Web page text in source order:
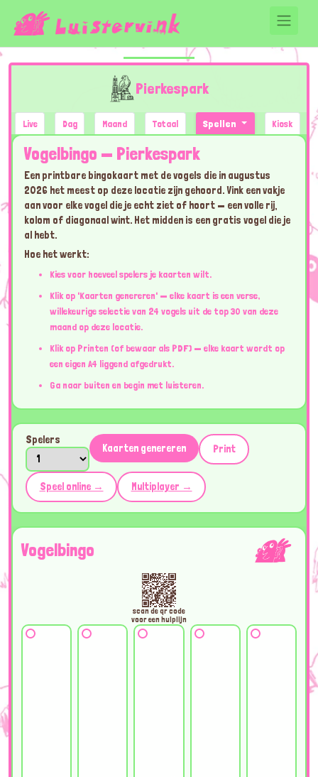
Pierkespark
Live Dag Maand Totaal Spellen Kiosk
Vogelbingo — Pierkespark
Een printbare bingokaart met de vogels die in augustus
2026 het meest op deze locatie zijn gehoord. Vink een vakje
aan voor elke vogel die je echt ziet of hoort — een volle rij,
kolom of diagonaal wint. Het midden is een gratis vogel die je
al hebt.
Hoe het werkt:
Kies voor hoeveel spelers je kaarten wilt.
Klik op 'Kaarten genereren' — elke kaart is een verse,
willekeurige selectie van 24 vogels uit de top 30 van deze
maand op deze locatie.
Klik op Printen (of bewaar als PDF) — elke kaart wordt op
een eigen A4 liggend afgedrukt.
Ga naar buiten en begin met luisteren.
Spelers
Kaarten genereren Print
Speel online → Multiplayer →
Vogelbingo
scan de qr code
voor een hulplijn